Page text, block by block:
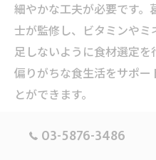
細やかな工夫が必要です
士が監修し、ビタミンや
足しないように食材選定を
偏りがちな食生活をサポ
とができます。
さらに、保存料や添加物
な食材を活かす調理法を
03-5876-3486